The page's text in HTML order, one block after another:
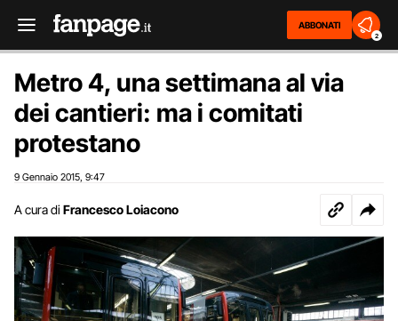
ABBONATI
2
Metro 4, una settimana al via
dei cantieri: ma i comitati
protestano
9 Gennaio 2015 9:47
A cura di Francesco Loiacono